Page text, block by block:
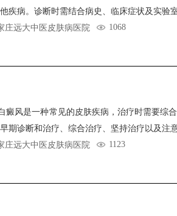
疾病。诊断时需结合病史、临床症状及实验
庄远大中医皮肤病医院 1068
癜风是一种常见的皮肤疾病，治疗时需要综
期诊断和治疗、综合治疗、坚持治疗以及注意
庄远大中医皮肤病医院 1123